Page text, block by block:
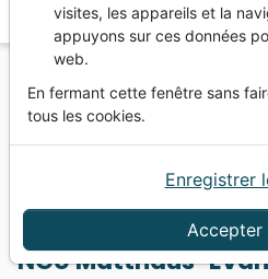
Vous ne pouvez pas créer
depuis votre pays (United
Portions
NGÜ Matthäus-Evangelium
NGÜ Matthäus-
visites, les appareils et la
appuyons sur ces données
web.
En fermant cette fenêtre sans
tous les cookies.
Accepter
Enregistrer